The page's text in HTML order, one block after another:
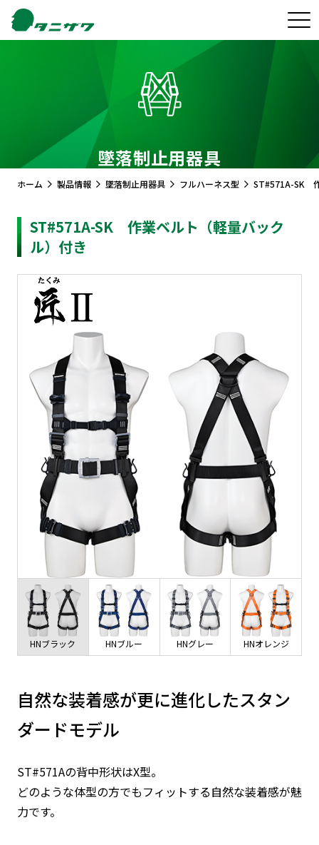
墜落制止用器具
ホーム 製品情報 墜落制止用器具 フルハーネス型 ST#571A-SK
ST#571A-SK 作業ベルト（軽量バック
ル）付き
HNブラック HNブルー HNグレー HNオレンジ
自然な装着感が更に進化したスタン
ダードモデル
ST#571Aの背中形状はX型。
どのような体型の方でもフィットする自然な装着感が魅
力です。